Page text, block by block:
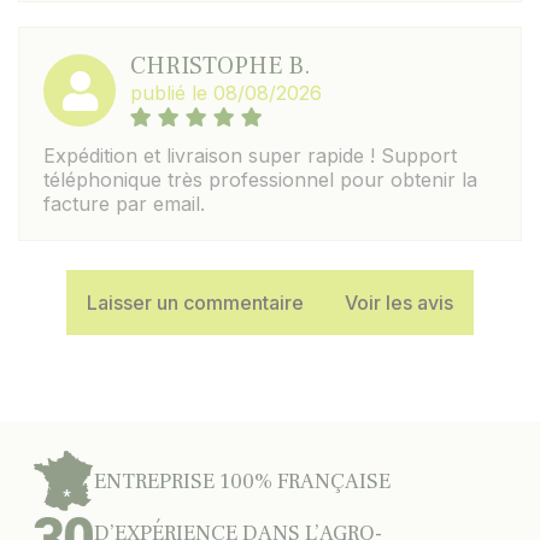
CHRISTOPHE B.
publié le 08/08/2026
Expédition et livraison super rapide ! Support
téléphonique très professionnel pour obtenir la
facture par email.
Laisser un commentaire Voir les avis
ENTREPRISE 100% FRANÇAISE
D’EXPÉRIENCE DANS L’AGRO-